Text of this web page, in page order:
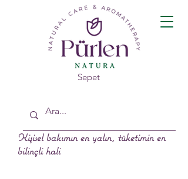
Sepet
Kişisel bakımın en yalın, tüketimin en
bilinçli hali